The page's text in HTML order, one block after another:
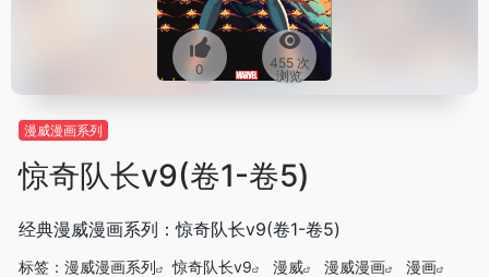
0
455 次
浏览
漫威漫画系列
惊奇队长v9(卷1-卷5)
经典漫威漫画系列：惊奇队长v9(卷1-卷5)
标签： 漫威漫画系列 惊奇队长v9 漫威 漫威漫画 漫画